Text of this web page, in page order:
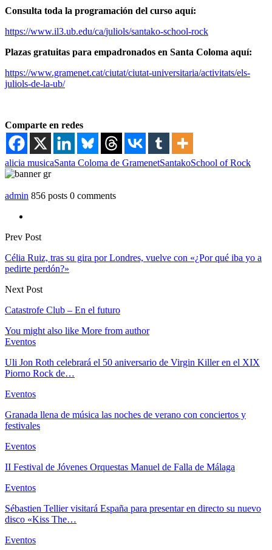
Consulta toda la programación del curso aquí:
https://www.il3.ub.edu/ca/juliols/santako-school-rock
Plazas gratuitas para empadronados en Santa Coloma aquí:
https://www.gramenet.cat/ciutat/ciutat-universitaria/activitats/els-
juliols-de-la-ub/
Comparte en redes
alicia musicaSanta Coloma de GramenetSantakoSchool of Rock
admin 856 posts 0 comments
Prev Post
Célia Ruiz, tras su gira por Londres, vuelve con «¿Por qué iba yo a
pedirte perdón?»
Next Post
Catastrofe Club – En el futuro
You might also like More from author
Eventos
Uli Jon Roth celebrará el 50 aniversario de Virgin Killer en el XIX
Piorno Rock de…
Eventos
Granada llena de música las noches de verano con conciertos y
festivales
Eventos
II Festival de Jóvenes Orquestas Manuel de Falla de Málaga
Eventos
Sébastien Tellier visitará España para presentar en directo su nuevo
disco «Kiss The…
Eventos